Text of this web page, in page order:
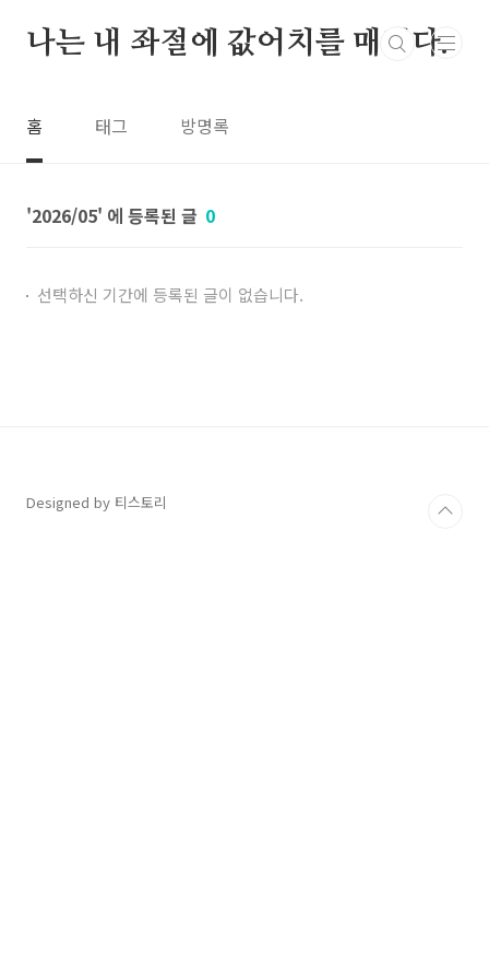
나는 내 좌절에 값어치를 매긴다.
홈 태그 방명록
2026/05 0
선택하신 기간에 등록된 글이 없습니다.
Designed by 티스토리